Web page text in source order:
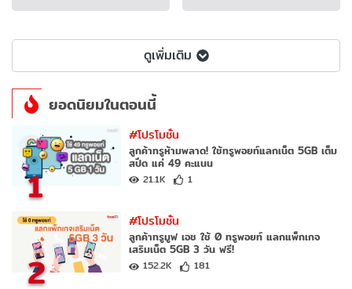
ดูเพิ่มเติม
ยอดนิยมในตอนนี้
1
#โปรโมชั่น
ลูกค้าทรูห้ามพลาด! ใช้ทรูพอยท์แลกเน็ต 5GB เต็ม
สปีด แค่ 49 คะแนน
21.1K 1
2
#โปรโมชั่น
ลูกค้าทรูมูฟ เอช ใช้ 0 ทรูพอยท์ แลกแพ็กเกจ
เสริมเน็ต 5GB 3 วัน ฟรี!
152.2K 181